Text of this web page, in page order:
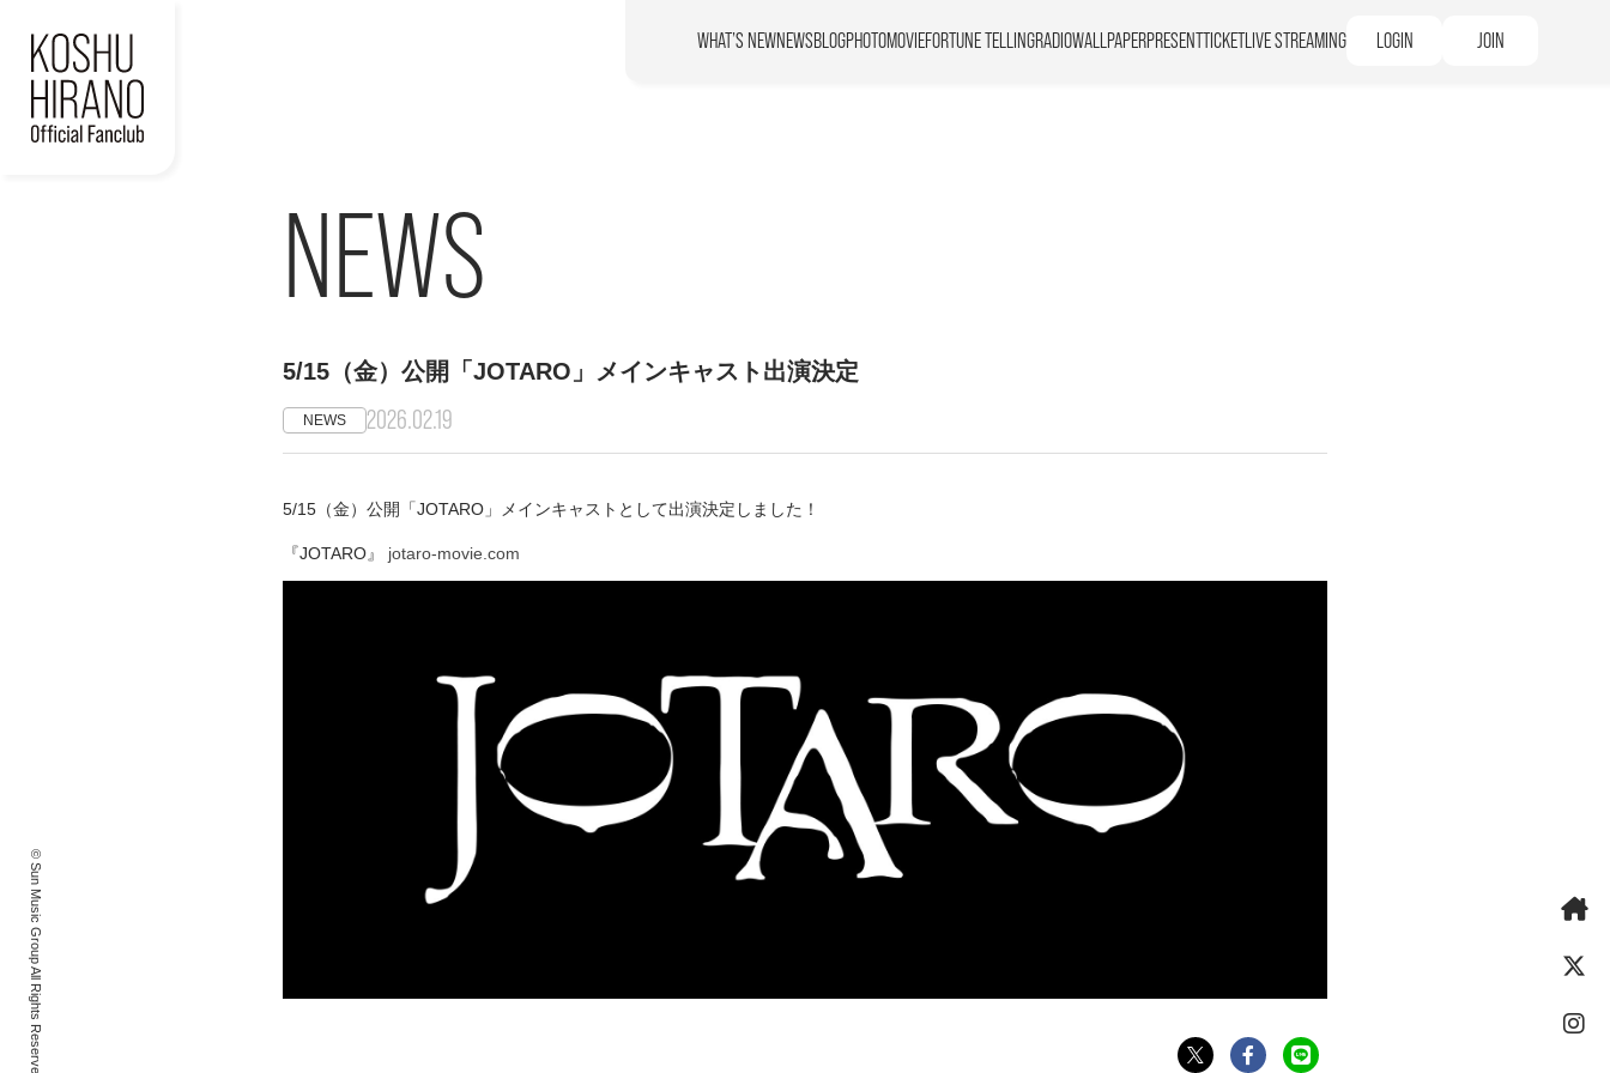
WHAT’S NEWNEWSBLOGPHOTOMOVIEFORTUNE TELLINGRADIOWALLPAPERPRESENTTICKETLIVE STREAMING LOGIN JOIN
© Sun Music Group All Rights Reserved.
NEWS
5/15（金）公開「JOTARO」メインキャスト出演決定
NEWS 2026.02.19
5/15（金）公開「JOTARO」メインキャストとして出演決定しました！
『JOTARO』 jotaro-movie.com